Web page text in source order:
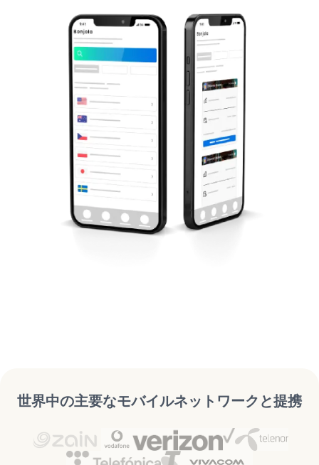
世界中の主要なモバイルネットワークと提携